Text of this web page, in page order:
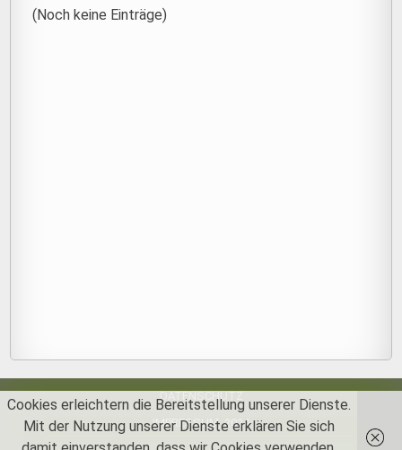
(Noch keine Einträge)
DATENSCHUTZ
IMPRESSUM_2024
Cookies erleichtern die Bereitstellung unserer Dienste.
Mit der Nutzung unserer Dienste erklären Sie sich